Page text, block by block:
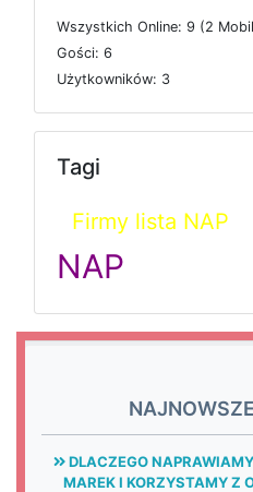
Wszystkich Online: 9 (2 Mobil
Gości: 6
Użytkowników: 3
Tagi
Firmy lista NAP
NAP
DLACZEGO
MAREK I KORZYSTAMY Z